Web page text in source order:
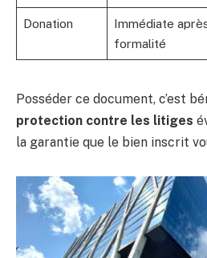
Donation
Immédiate
formalité
Posséder ce document, c’est
protection contre les litiges
la garantie que le bien inscrit